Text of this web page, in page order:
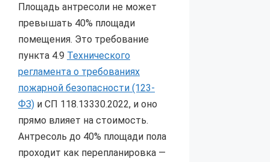
Площадь антресоли не может
превышать 40% площади
помещения. Это требование
пункта 4.9 Технического
регламента о требованиях
пожарной безопасности (123-
ФЗ) и СП 118.13330.2022, и оно
прямо влияет на стоимость.
Антресоль до 40% площади пола
проходит как перепланировка —